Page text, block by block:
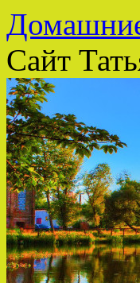
Сайт